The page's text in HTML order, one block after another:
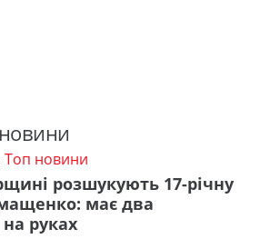
Топ новини
розшукують 17-річну
має два
руках